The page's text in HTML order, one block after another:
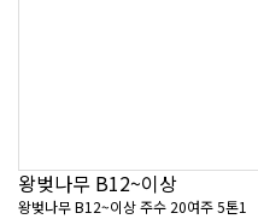
왕벚나무 B12~이상
왕벚나무 B12~이상 주수 20여주 5톤1